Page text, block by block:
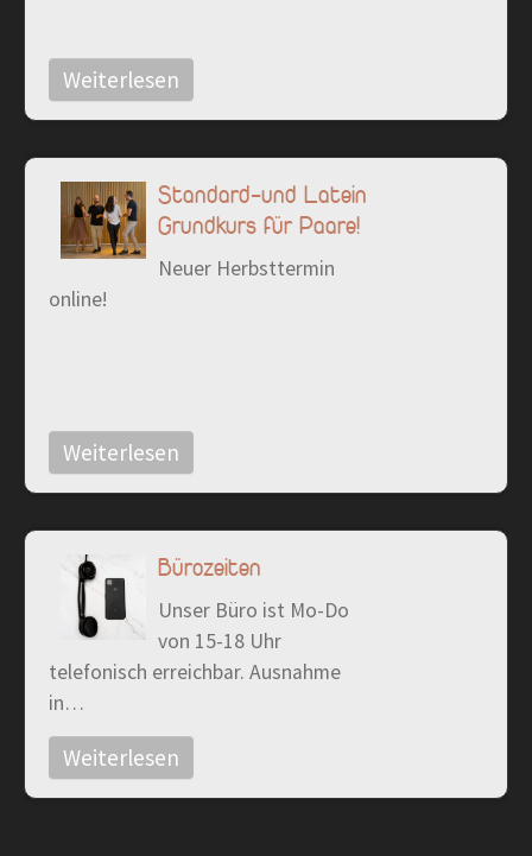
Weiterlesen
Standard-und Latein
Grundkurs für Paare!
Neuer Herbsttermin
online!
Weiterlesen
Bürozeiten
Unser Büro ist Mo-Do
von 15-18 Uhr
telefonisch erreichbar. Ausnahme
in…
Weiterlesen